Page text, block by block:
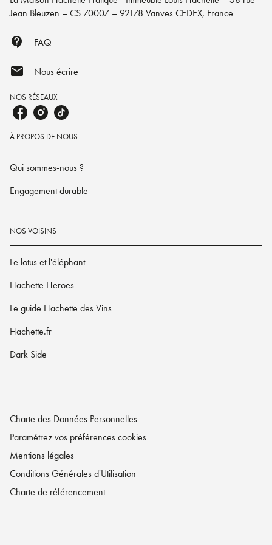
Jean Bleuzen – CS 70007 – 92178 Vanves CEDEX, France
contact_support FAQ
mail Nous écrire
NOS RÉSEAUX
À PROPOS DE NOUS
Qui sommes-nous ?
Engagement durable
NOS VOISINS
Le lotus et l'éléphant
Hachette Heroes
Le guide Hachette des Vins
Hachette.fr
Dark Side
Charte des Données Personnelles
Paramétrez vos préférences cookies
Mentions légales
Conditions Générales d'Utilisation
Charte de référencement